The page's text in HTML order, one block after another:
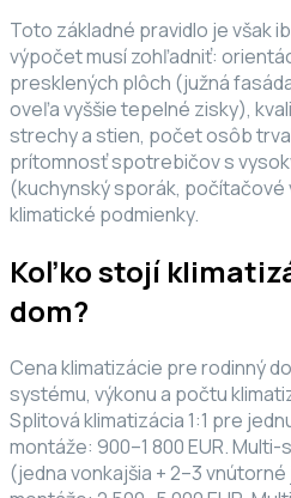
Toto základné pravidlo je však
výpočet musí zohľadniť:
presklených plôch (južná
oveľa vyššie tepelné zisky),
strechy a stien, počet osôb
prítomnosť spotrebičov s
(kuchynský sporák, počítačové
klimatické podmienky.
Koľko stojí
dom?
Cena klimatizácie pre rodinný
systému, výkonu a počtu
Splitová klimatizácia 1:1 pre
montáže: 900–1 800 EUR.
(jedna vonkajšia + 2–3